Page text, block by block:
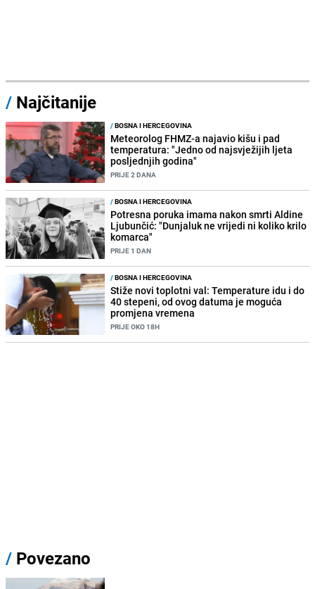
/ Najčitanije
/BOSNA I HERCEGOVINA
Meteorolog FHMZ-a najavio kišu i pad
temperatura: "Jedno od najsvježijih ljeta
posljednjih godina"
PRIJE 2 DANA
/BOSNA I HERCEGOVINA
Potresna poruka imama nakon smrti Aldine
Ljubunčić: "Dunjaluk ne vrijedi ni koliko krilo
komarca"
PRIJE 1 DAN
/BOSNA I HERCEGOVINA
Stiže novi toplotni val: Temperature idu i do
40 stepeni, od ovog datuma je moguća
promjena vremena
PRIJE OKO 18H
/ Povezano